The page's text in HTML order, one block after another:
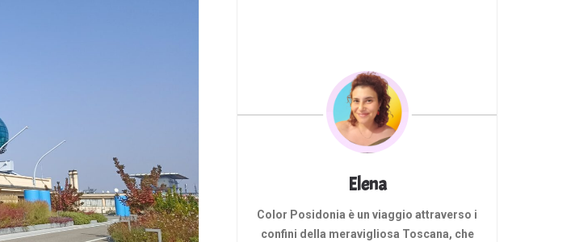
Elena
Color Posidonia è un viaggio attraverso i
confini della meravigliosa Toscana, che